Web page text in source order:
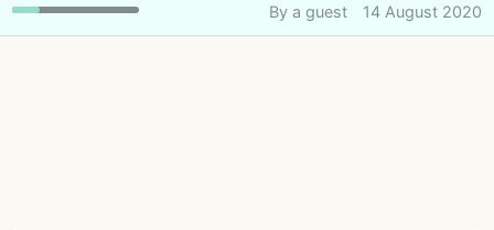
By a guest 14 August 2020